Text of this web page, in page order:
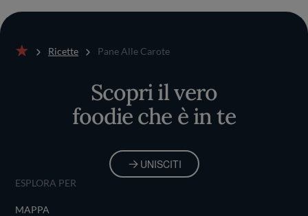
Ricette Pane Alle Carote
Scopri il vero
foodie che è in te
UNISCITI
ESPLORA PER
MAPPA